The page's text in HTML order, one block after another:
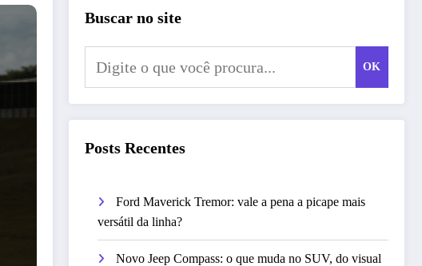
Buscar no site
OK
Posts Recentes
Ford Maverick Tremor: vale a pena a picape mais
versátil da linha?
Novo Jeep Compass: o que muda no SUV, do visual